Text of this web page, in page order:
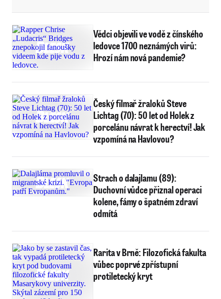
Vědci objevili ve vodě z čínského
ledovce 1700 neznámých virů:
Hrozí nám nová pandemie?
Český filmař žraloků Steve
Lichtag (70): 50 let od Holek z
porcelánu návrat k herectví! Jak
vzpomíná na Havlovou?
Strach o dalajlamu (89):
Duchovní vůdce přiznal operaci
kolene, fámy o špatném zdraví
odmítá
Rarita v Brně: Filozofická fakulta
vůbec poprvé zpřístupní
protiletecký kryt